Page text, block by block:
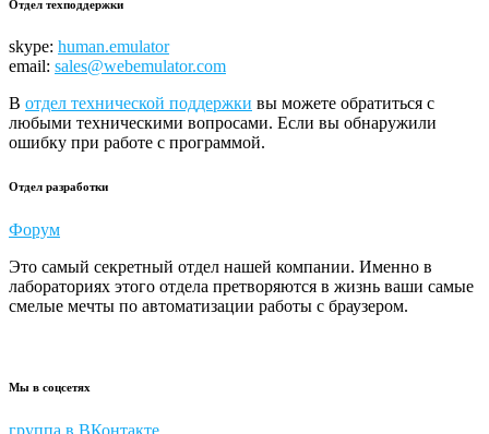
Отдел техподдержки
skype: human.emulator
email: sales@webemulator.com
В отдел технической поддержки вы можете обратиться с
любыми техническими вопросами. Если вы обнаружили
ошибку при работе с программой.
Отдел разработки
Форум
Это самый секретный отдел нашей компании. Именно в
лабораториях этого отдела претворяются в жизнь ваши самые
смелые мечты по автоматизации работы с браузером.
Мы в соцсетях